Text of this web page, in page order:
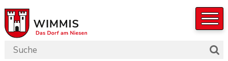
Navigieren in der Gemeinde
Schnellnavigation
Suchbegriff